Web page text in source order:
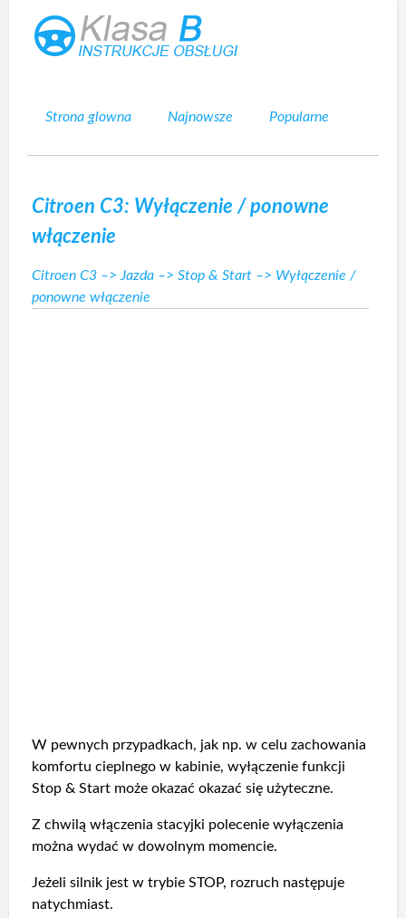
Strona glowna Najnowsze Popularne
Citroen C3: Wyłączenie / ponowne
włączenie
Citroen C3 –>Jazda –> Stop & Start –> Wyłączenie /
ponowne włączenie
W pewnych przypadkach, jak np. w celu zachowania
komfortu cieplnego w kabinie, wyłączenie funkcji
Stop & Start może okazać okazać się użyteczne.
Z chwilą włączenia stacyjki polecenie wyłączenia
można wydać w dowolnym momencie.
Jeżeli silnik jest w trybie STOP, rozruch następuje
natychmiast.